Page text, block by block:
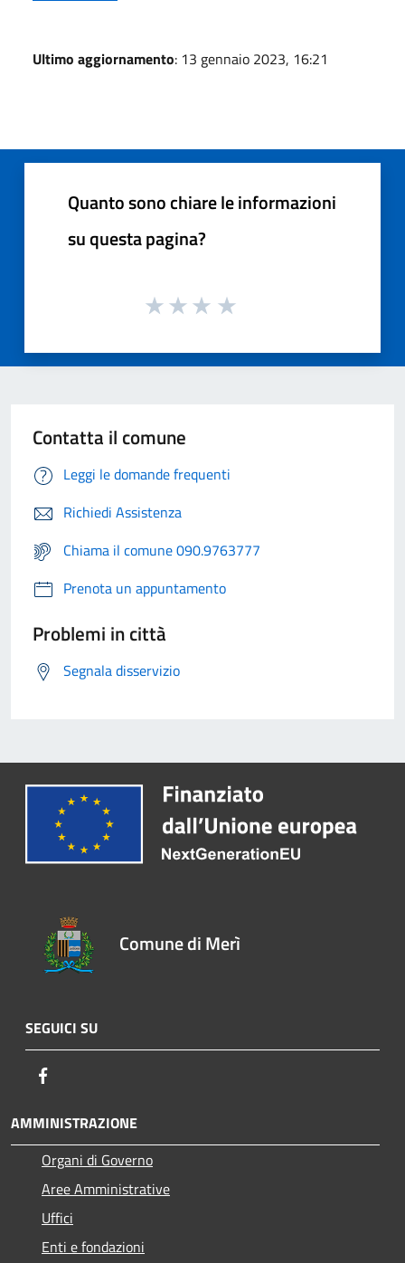
Ultimo aggiornamento: 13 gennaio 2023, 16:21
Quanto sono chiare le informazioni
su questa pagina?
Contatta il comune
Leggi le domande frequenti
Richiedi Assistenza
Chiama il comune 090.9763777
Prenota un appuntamento
Problemi in città
Segnala disservizio
Comune di Merì
SEGUICI SU
AMMINISTRAZIONE
Organi di Governo
Aree Amministrative
Uffici
Enti e fondazioni